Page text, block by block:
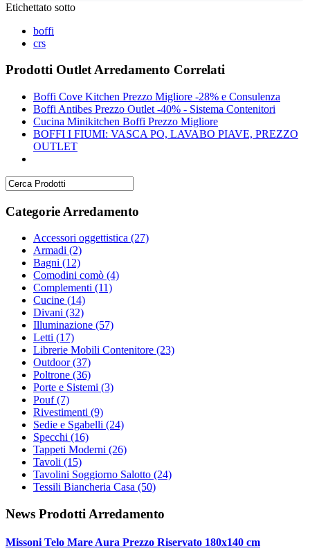
Etichettato sotto
boffi
crs
Prodotti Outlet Arredamento Correlati
Boffi Cove Kitchen Prezzo Migliore -28% e Consulenza
Boffi Antibes Prezzo Outlet -40% - Sistema Contenitori
Cucina Minikitchen Boffi Prezzo Migliore
BOFFI I FIUMI: VASCA PO, LAVABO PIAVE, PREZZO
OUTLET
Categorie Arredamento
Accessori oggettistica (27)
Armadi (2)
Bagni (12)
Comodini comò (4)
Complementi (11)
Cucine (14)
Divani (32)
Illuminazione (57)
Letti (17)
Librerie Mobili Contenitore (23)
Outdoor(37)
Poltrone (36)
Porte e Sistemi (3)
Pouf(7)
Rivestimenti (9)
Sedie e Sgabelli (24)
Specchi (16)
Tappeti Moderni (26)
Tavoli (15)
Tavolini Soggiorno Salotto (24)
Tessili Biancheria Casa (50)
News Prodotti Arredamento
Missoni Telo Mare Aura Prezzo Riservato 180x140 cm